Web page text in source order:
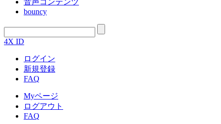
音声コンテンツ
bouncy
4X ID
ログイン
新規登録
FAQ
Myページ
ログアウト
FAQ